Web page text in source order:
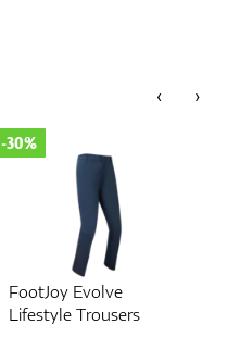
‹ ›
FootJoy Evolve
Lifestyle Trousers
-30%